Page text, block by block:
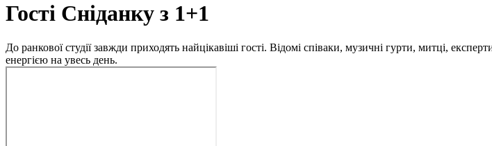
Гості Сніданку з 1+1
До ранкової студії завжди приходять найцікавіші гості. Відомі співаки, музичні гурти, митці,
енергією на увесь день.